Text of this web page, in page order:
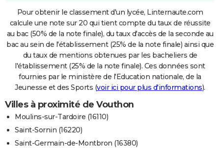
Pour obtenir le classement d'un lycée, Linternaute.com
calcule une note sur 20 qui tient compte du taux de réussite
au bac (50% de la note finale), du taux d'accès de la seconde au
bac au sein de l'établissement (25% de la note finale) ainsi que
du taux de mentions obtenues par les bacheliers de
l'établissement (25% de la note finale). Ces données sont
fournies par le ministère de l'Education nationale, de la
Jeunesse et des Sports (voir ici pour plus d'informations).
Villes à proximité de Vouthon
Moulins-sur-Tardoire (16110)
Saint-Sornin (16220)
Saint-Germain-de-Montbron (16380)